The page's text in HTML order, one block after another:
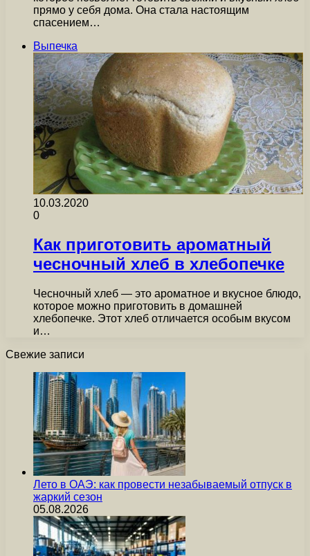
прямо у себя дома. Она стала настоящим
спасением…
Выпечка
10.03.2020
0
Как приготовить ароматный
чесночный хлеб в хлебопечке
Чесночный хлеб — это ароматное и вкусное блюдо,
которое можно приготовить в домашней
хлебопечке. Этот хлеб отличается особым вкусом
и…
Свежие записи
Лето в ОАЭ: как провести незабываемый отпуск в
жаркий сезон
05.08.2026